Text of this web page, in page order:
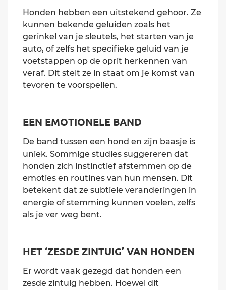
Honden hebben een uitstekend gehoor. Ze
kunnen bekende geluiden zoals het
gerinkel van je sleutels, het starten van je
auto, of zelfs het specifieke geluid van je
voetstappen op de oprit herkennen van
veraf. Dit stelt ze in staat om je komst van
tevoren te voorspellen.
EEN EMOTIONELE BAND
De band tussen een hond en zijn baasje is
uniek. Sommige studies suggereren dat
honden zich instinctief afstemmen op de
emoties en routines van hun mensen. Dit
betekent dat ze subtiele veranderingen in
energie of stemming kunnen voelen, zelfs
als je ver weg bent.
HET ‘ZESDE ZINTUIG’ VAN HONDEN
Er wordt vaak gezegd dat honden een
zesde zintuig hebben. Hoewel dit